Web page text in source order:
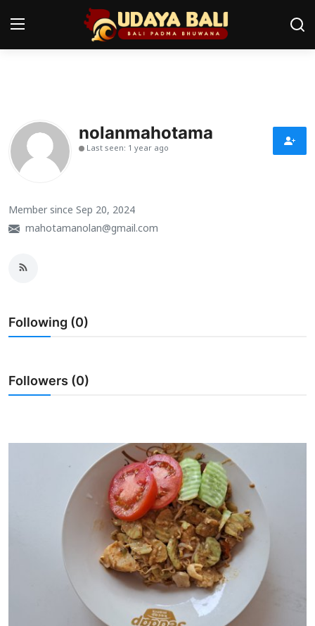
Pura
Desa Adat
Kearifan lokal
Seni
Usadha
Indonesia
nolanmahotama
Last seen: 1 year ago
Member since Sep 20, 2024
mahotamanolan@gmail.com
Following (0)
Followers (0)